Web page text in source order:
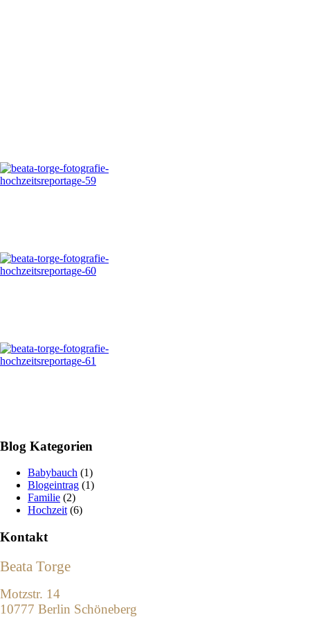
Blog Kategorien
Babybauch (1)
Blogeintrag (1)
Familie (2)
Hochzeit (6)
Kontakt
Beata Torge
Motzstr. 14
10777 Berlin Schöneberg